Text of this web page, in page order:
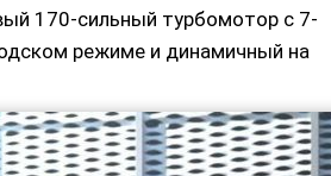
170-сильный турбомотор с 7-
режиме и динамичный на